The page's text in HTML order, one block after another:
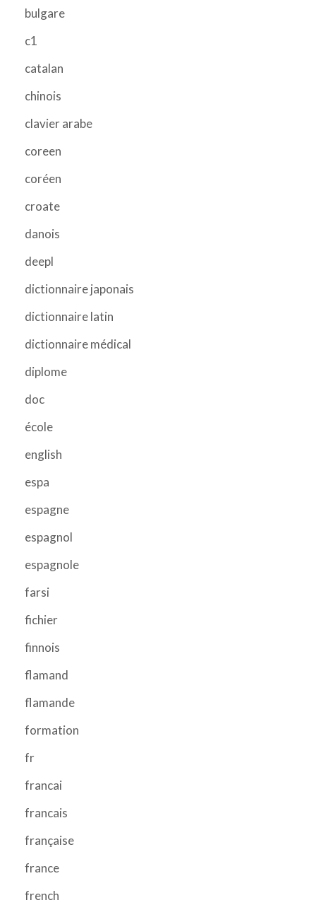
bulgare
c1
catalan
chinois
clavier arabe
coreen
coréen
croate
danois
deepl
dictionnaire japonais
dictionnaire latin
dictionnaire médical
diplome
doc
école
english
espa
espagne
espagnol
espagnole
farsi
fichier
finnois
flamand
flamande
formation
fr
francai
francais
française
france
french